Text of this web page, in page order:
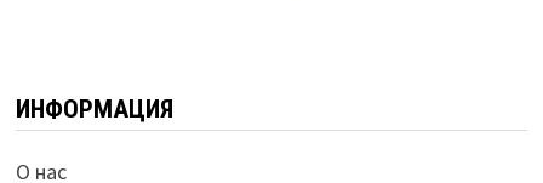
ИНФОРМАЦИЯ
О нас